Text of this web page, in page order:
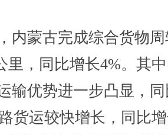
蒙古完成综合货物周
里，同比增长4%。其
输优势进一步凸显，
货运较快增长，同比